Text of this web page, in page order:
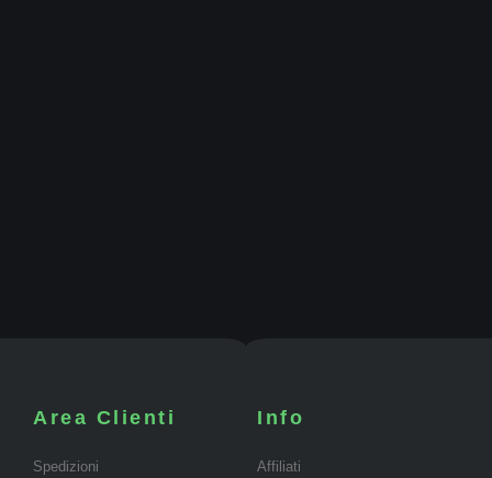
Area Clienti
Spedizioni
Info
Affiliati